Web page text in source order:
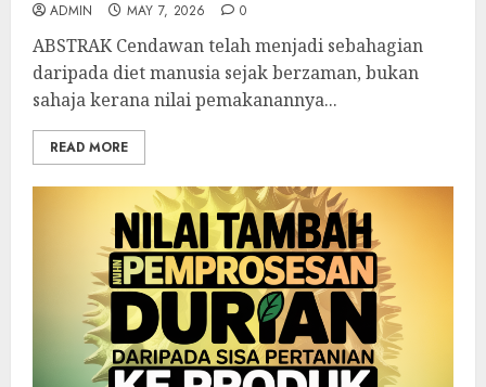
ADMIN MAY 7, 2026 0
ABSTRAK Cendawan telah menjadi sebahagian
daripada diet manusia sejak berzaman, bukan
sahaja kerana nilai pemakanannya...
READ MORE